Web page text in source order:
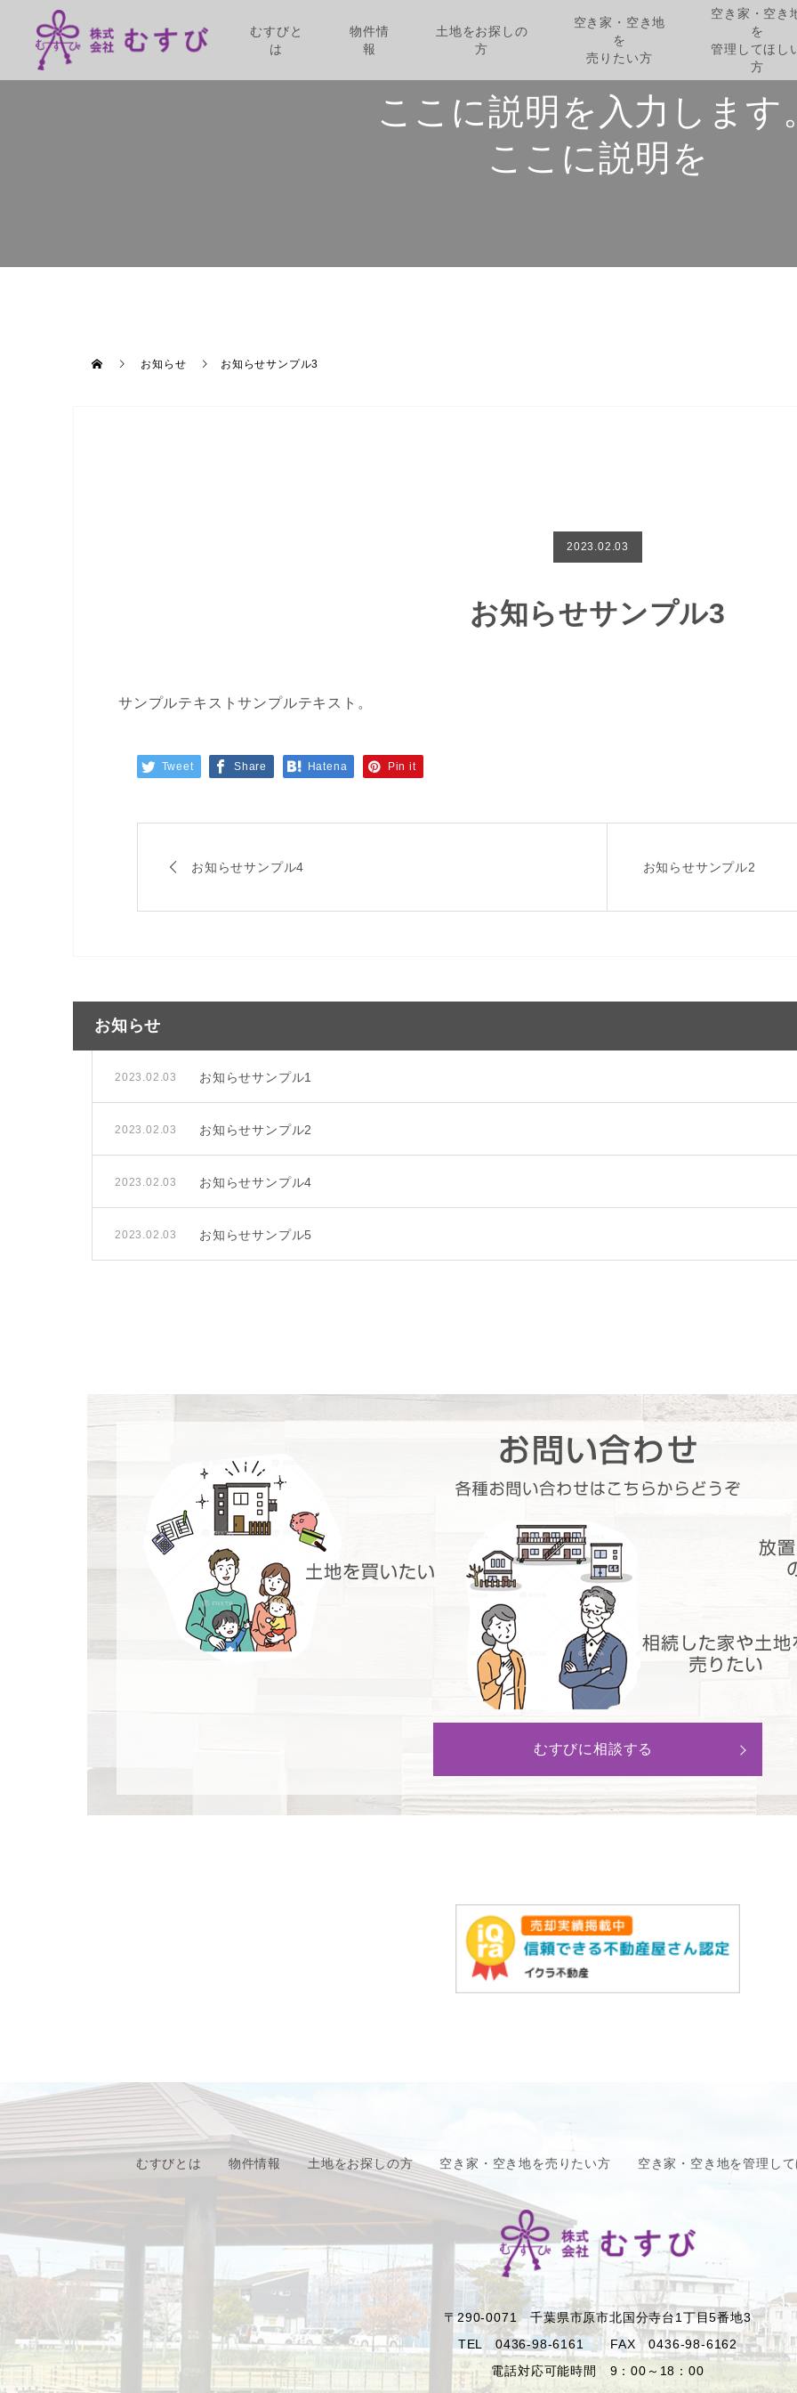
むすびと
は
物件情
報
土地をお探しの
方
空き家・空き地
を
売りたい方
空き家・空き
を
管理してほし
方
こ こ に説明を入力 し ま す。
説 明 を入力し
お知らせ お知らせサンプル3
2023.02.03
お知らせサンプル3
サンプルテキストサンプルテキスト。
Tweet Share Hatena Pin it
お知らせサンプル4 お知らせサンプル2
お知らせ
2023.02.03 お知らせサンプル1
2023.02.03 お知らせサンプル2
2023.02.03 お知らせサンプル4
2023.02.03 お知らせサンプル5
むすびに相談する
むすびとは 物件情報 土地をお探しの方 空き家・空き地を売りたい方 空き家・空き地を管理し
〒290-0071 千葉県市原市北国分寺台1丁目5番地3
TEL 0436-98-6161 FAX 0436-98-6162
電話対応可能時間 9：00～18：00